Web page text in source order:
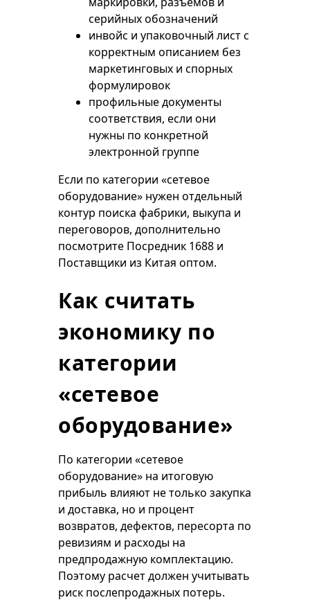
серийных обозначений
инвойс и упаковочный лист с
корректным описанием без
маркетинговых и спорных
формулировок
профильные документы
соответствия, если они
нужны по конкретной
электронной группе
Если по категории «сетевое
оборудование» нужен отдельный
контур поиска фабрики, выкупа и
переговоров, дополнительно
посмотрите Посредник 1688 и
Поставщики из Китая оптом.
Как считать
экономику по
категории
«сетевое
оборудование»
По категории «сетевое
оборудование» на итоговую
прибыль влияют не только закупка
и доставка, но и процент
возвратов, дефектов, пересорта по
ревизиям и расходы на
предпродажную комплектацию.
Поэтому расчет должен учитывать
риск послепродажных потерь.